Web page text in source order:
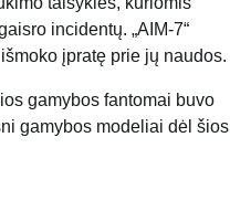
incidentų. „AIM-7“
įpratę prie jų naudos.
gamybos fantomai buvo
gamybos modeliai dėl šios